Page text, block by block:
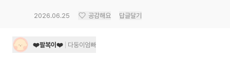
2026.06.25 공감해요 답글달기
❤️팔복이❤️ 다둥이엄빠